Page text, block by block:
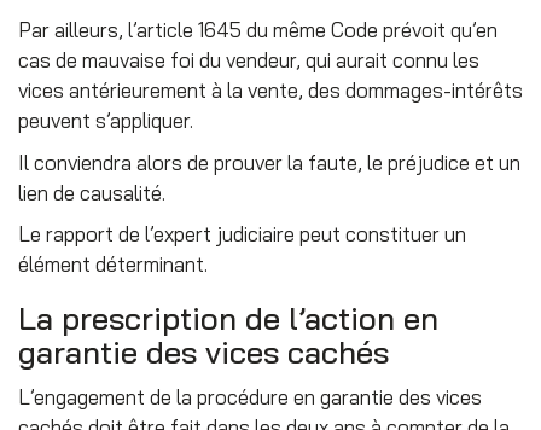
Par ailleurs, l’article 1645 du même Code prévoit qu’en
cas de mauvaise foi du vendeur, qui aurait connu les
vices antérieurement à la vente, des dommages-intérêts
peuvent s’appliquer.
Il conviendra alors de prouver la faute, le préjudice et un
lien de causalité.
Le rapport de l’expert judiciaire peut constituer un
élément déterminant.
La prescription de l’action en
garantie des vices cachés
L’engagement de la procédure en garantie des vices